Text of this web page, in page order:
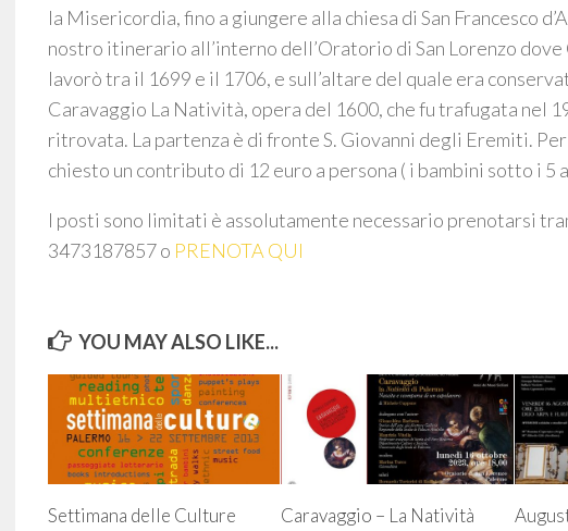
la Misericordia, fino a giungere alla chiesa di San Francesco
nostro itinerario all’interno dell’Oratorio di San Lorenzo
lavorò tra il 1699 e il 1706, e sull’altare del quale era
Caravaggio La Natività, opera del 1600, che fu trafugata nel
ritrovata. La partenza è di fronte S. Giovanni degli Eremiti.
chiesto un contributo di 12 euro a persona ( i bambini sotto i 5
I posti sono limitati è assolutamente necessario prenotarsi
3473187857 o PRENOTA QUI
YOU MAY ALSO LIKE...
Settimana delle Culture
Caravaggio – La Natività